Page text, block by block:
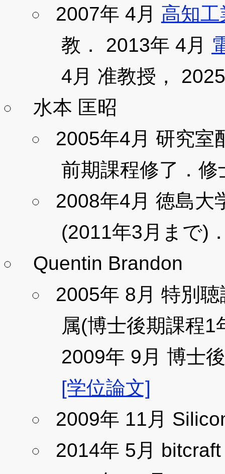
2007年 4月 高知
教． 2013年 4月
4月 准教授，
水本 匡昭
2005年4月 研究室
前期課程修了．修
2008年4月 徳島大
(2011年3月まで)
Quentin Brandon
2005年 8月 特別
属(博士後期課程
2009年 9月 博士
[学位論文]
2009年 11月
2014年 5月